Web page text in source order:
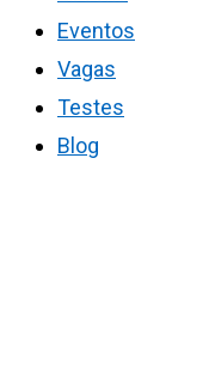
Eventos
Vagas
Testes
Blog